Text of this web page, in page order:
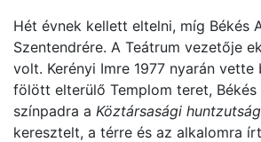
Hét évnek kellett eltelni, míg Békés
Szentendrére. A Teátrum vezetője
volt. Kerényi Imre 1977 nyarán
fölött elterülő Templom teret,
színpadra a Köztársasági
keresztelt, a térre és az alkalomra